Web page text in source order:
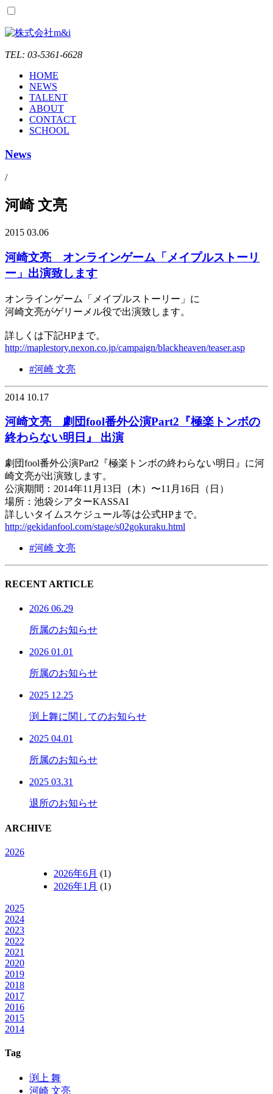
TEL: 03-5361-6628
HOME
NEWS
TALENT
ABOUT
CONTACT
SCHOOL
News
/
河崎 文亮
2015 03.06
河崎文亮 オンラインゲーム「メイプルストーリ
ー」出演致します
オンラインゲーム「メイプルストーリー」に
河崎文亮がゲリーメル役で出演致します。
詳しくは下記HPまで。
http://maplestory.nexon.co.jp/campaign/blackheaven/teaser.asp
#河崎 文亮
2014 10.17
河崎文亮 劇団fool番外公演Part2『極楽トンボの
終わらない明日』 出演
劇団fool番外公演Part2『極楽トンボの終わらない明日』に河
崎文亮が出演致します。
公演期間：2014年11月13日（木）〜11月16日（日）
場所：池袋シアターKASSAI
詳しいタイムスケジュール等は公式HPまで。
http://gekidanfool.com/stage/s02gokuraku.html
#河崎 文亮
RECENT ARTICLE
2026 06.29
所属のお知らせ
2026 01.01
所属のお知らせ
2025 12.25
渕上舞に関してのお知らせ
2025 04.01
所属のお知らせ
2025 03.31
退所のお知らせ
ARCHIVE
2026
2026年6月 (1)
2026年1月 (1)
2025
2024
2023
2022
2021
2020
2019
2018
2017
2016
2015
2014
Tag
渕上 舞
河崎 文亮